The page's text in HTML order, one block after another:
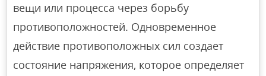
вещи или процесса через борьбу
противоположностей. Одновременное
действие противоположных сил создает
состояние напряжения, которое определяет